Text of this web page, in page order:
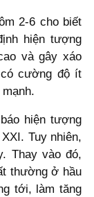
2-6 cho biết
hiện tượng
và gây xáo
cường độ ít
hiện tượng
Tuy nhiên,
Thay vào đó,
thường ở hầu
tới, làm tăng